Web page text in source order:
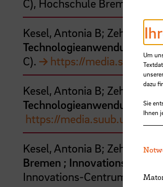
Kesel, Antonia B; Zehren,
Technologieanwendungen;
C).
https://
Kesel, Antonia B; Zehren,
Technologieanwendungen ;
https://media.suub.uni-
Kesel, Antonia B; Zehren,
Bremen ; Innovations- und
Innovations-Centrum.
Um
dazu
Sie
Ihnen